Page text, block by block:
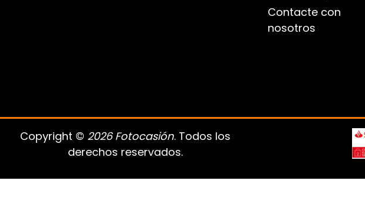
Contacte con
nosotros
Copyright © 2026 Fotocasión. Todos los
derechos reservados.